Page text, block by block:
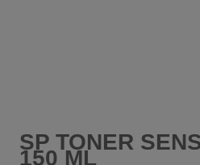
SP TONER
150 ML